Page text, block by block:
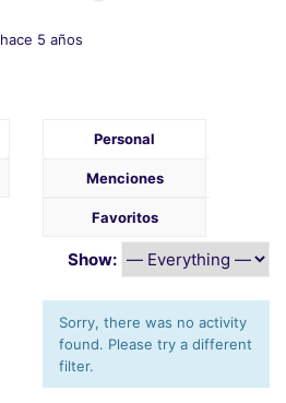
hace 5 años
Personal
Menciones
Favoritos
Show:
Sorry, there was no activity
found. Please try a different
filter.